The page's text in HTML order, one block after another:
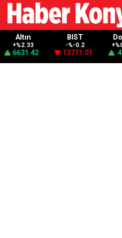
Altın
+%2.33
6631.42
BIST
-%-0.2
13771.01